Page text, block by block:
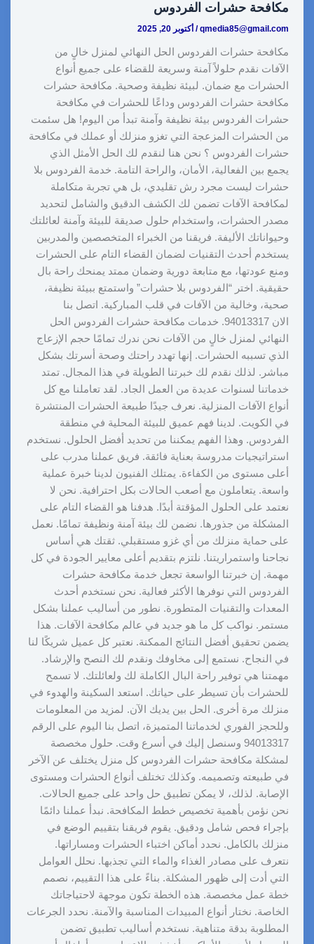
مكافحة حشرات الفردوس
qmedia85@gmail.com
/ أكتوبر 20, 2025
مكافحة حشرات الفردوس الحل النهائي لمنزل خالٍ من
الآفات نقدم حلولاً آمنة وسريعة للقضاء على جميع أنواع
الحشرات مع ضمان. لبيئة نظيفة وصحية. مكافحة حشرات
مكافحة حشرات الفردوس وداعًا للحشرات في مكافحة
حشرات الفردوس بيئة نظيفة وآمنة تبدأ من اليوم! هل سئمت
من الحشرات المزعجة التي تغزو منزلك أو عملك في مكافحة
حشرات الفردوس ؟ نحن هنا لنقدم لك الحل الأمثل الذي
يجمع بين الفعالية، الأمان، والراحة التامة. خدمة الفردوس بلا
حشرات ليست مجرد رش تقليدي، بل هي تجربة متكاملة
لمكافحة الآفات تضمن لك الكشف الدقيق والشامل لتحديد
مصدر الحشرات، واستخدام حلول صديقة للبيئة وآمنة لعائلتك
وحيواناتك الأليفة. فريقنا من الخبراء المتخصصين والمدربين
يستخدم أحدث التقنيات لضمان القضاء التام على الحشرات
ومنع عودتها، مع متابعة دورية وضمان ممتد يمنحك راحة بال
حقيقية. اختر “الفردوس بلا حشرات” واستمتع ببيئة نظيفة،
صحية، وخالية من الآفات في قلب المباركية. اتصل بنا
الان 94013317. خدمات مكافحة حشرات الفردوس الحل
النهائي لمنزل خالٍ من الآفات نحن ندرك تمامًا حجم الإزعاج
الذي تسببه الحشرات. إنها تهدد راحتك وصحة أسرتك بشكل
مباشر. لذلك نقدم لك خبرتنا الطويلة في هذا المجال. تمتد
خدماتنا لسنوات عديدة من العمل الجاد. لقد تعاملنا مع كل
أنواع الآفات المنزلية. نعرف جيدًا طبيعة الحشرات المنتشرة
في الكويت. لدينا فهم عميق للبيئة المحلية في منطقة
الفردوس. وهذا الفهم يمكننا من تحديد أفضل الحلول. نستخدم
استراتيجيات مدروسة بعناية فائقة. فريق عملنا مدرب على
أعلى مستوى من الكفاءة. يمتلك الفنيون لدينا خبرة عملية
واسعة. يتعاملون مع أصعب الحالات بكل احترافية. نحن لا
نعتمد على الحلول المؤقتة أبدًا. هدفنا هو القضاء التام على
المشكلة من جذورها. نضمن لك بيئة آمنة ونظيفة تمامًا. نعمل
على حماية منزلك من أي غزو مستقبلي. ثقتك هي أساس
نجاحنا واستمراريتنا. نلتزم بتقديم أعلى معايير الجودة في كل
مهمة. إن خبرتنا الواسعة تجعل خدمة مكافحة حشرات
الفردوس التي نوفرها الأكثر فعالية. نحن نستخدم أحدث
المعدات والتقنيات المتطورة. نطور من أساليب عملنا بشكل
مستمر. نواكب كل ما هو جديد في عالم مكافحة الآفات. هذا
يضمن تحقيق أفضل النتائج الممكنة. نعتبر كل عميل شريكًا لنا
في النجاح. نستمع إلى مخاوفك ونقدم لك النصح والإرشاد.
مهمتنا هي توفير راحة البال الكاملة لك ولعائلتك. لا تسمح
للحشرات بأن تسيطر على حياتك. استعد السكينة والهدوء في
منزلك مرة أخرى. الحل بين يديك الآن. لمزيد من المعلومات
وللحجز الفوري لخدماتنا المتميزة، اتصل بنا اليوم على الرقم
94013317 وسنصل إليك في أسرع وقت. حلول مخصصة
لمشكلة مكافحة حشرات الفردوس كل منزل يختلف عن الآخر
في طبيعته وتصميمه. وكذلك تختلف أنواع الحشرات ومستوى
الإصابة. لذلك، لا يمكن تطبيق حل واحد على جميع الحالات.
نحن نؤمن بأهمية تخصيص خطط المكافحة. نبدأ عملنا دائمًا
بإجراء فحص شامل ودقيق. يقوم فريقنا بتقييم الوضع في
منزلك بالكامل. نحدد أماكن اختباء الحشرات ومساراتها.
نتعرف على مصادر الغذاء والماء التي تجذبها. نحلل العوامل
التي أدت إلى ظهور المشكلة. بناءً على هذا التقييم، نصمم
خطة عمل مخصصة. هذه الخطة تكون موجهة لاحتياجاتك
الخاصة. نختار أنواع المبيدات المناسبة والآمنة. نحدد الجرعات
المطلوبة بدقة متناهية. نستخدم أساليب تطبيق تضمن